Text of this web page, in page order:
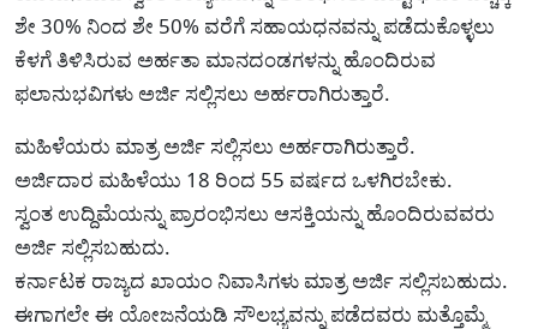
ಶೇ 30% ನಿಂದ ಶೇ 50% ವರೆಗೆ ಸಹಾಯಧನವನ್ನು ಪಡೆದುಕೊಳ್ಳಲು
ಕೆಳಗೆ ತಿಳಿಸಿರುವ ಅರ್ಹತಾ ಮಾನದಂಡಗಳನ್ನು ಹೊಂದಿರುವ
ಫಲಾನುಭವಿಗಳು ಅರ್ಜಿ ಸಲ್ಲಿಸಲು ಅರ್ಹರಾಗಿರುತ್ತಾರೆ.
ಮಹಿಳೆಯರು ಮಾತ್ರ ಅರ್ಜಿ ಸಲ್ಲಿಸಲು ಅರ್ಹರಾಗಿರುತ್ತಾರೆ.
ಅರ್ಜಿದಾರ ಮಹಿಳೆಯು 18 ರಿಂದ 55 ವರ್ಷದ ಒಳಗಿರಬೇಕು.
ಸ್ವಂತ ಉದ್ದಿಮೆಯನ್ನು ಪ್ರಾರಂಭಿಸಲು ಆಸಕ್ತಿಯನ್ನು ಹೊಂದಿರುವವರು
ಅರ್ಜಿ ಸಲ್ಲಿಸಬಹುದು.
ಕರ್ನಾಟಕ ರಾಜ್ಯದ ಖಾಯಂ ನಿವಾಸಿಗಳು ಮಾತ್ರ ಅರ್ಜಿ ಸಲ್ಲಿಸಬಹುದು.
ಈಗಾಗಲೇ ಈ ಯೋಜನೆಯಡಿ ಸೌಲಭ್ಯವನ್ನು ಪಡೆದವರು ಮತ್ತೊಮ್ಮೆ